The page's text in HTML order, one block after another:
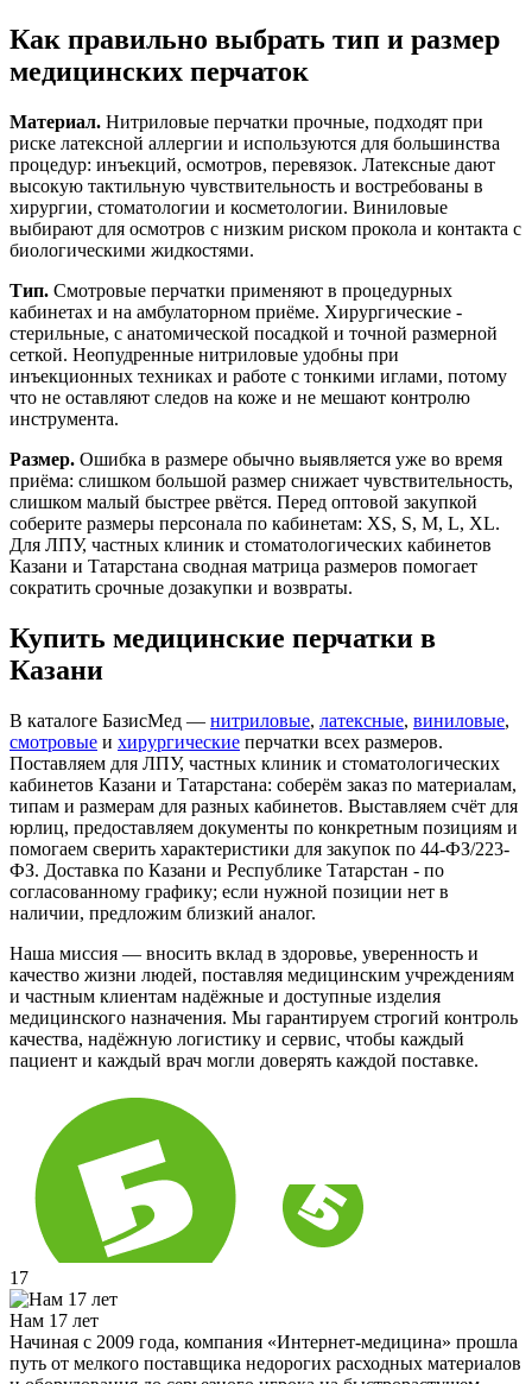
Как правильно выбрать тип и размер
медицинских перчаток
Материал. Нитриловые перчатки прочные, подходят при
риске латексной аллергии и используются для большинства
процедур: инъекций, осмотров, перевязок. Латексные дают
высокую тактильную чувствительность и востребованы в
хирургии, стоматологии и косметологии. Виниловые
выбирают для осмотров с низким риском прокола и контакта с
биологическими жидкостями.
Тип. Смотровые перчатки применяют в процедурных
кабинетах и на амбулаторном приёме. Хирургические -
стерильные, с анатомической посадкой и точной размерной
сеткой. Неопудренные нитриловые удобны при
инъекционных техниках и работе с тонкими иглами, потому
что не оставляют следов на коже и не мешают контролю
инструмента.
Размер. Ошибка в размере обычно выявляется уже во время
приёма: слишком большой размер снижает чувствительность,
слишком малый быстрее рвётся. Перед оптовой закупкой
соберите размеры персонала по кабинетам: XS, S, M, L, XL.
Для ЛПУ, частных клиник и стоматологических кабинетов
Казани и Татарстана сводная матрица размеров помогает
сократить срочные дозакупки и возвраты.
Купить медицинские перчатки в
Казани
В каталоге БазисМед — нитриловые, латексные, виниловые,
смотровые и хирургические перчатки всех размеров.
Поставляем для ЛПУ, частных клиник и стоматологических
кабинетов Казани и Татарстана: соберём заказ по материалам,
типам и размерам для разных кабинетов. Выставляем счёт для
юрлиц, предоставляем документы по конкретным позициям и
помогаем сверить характеристики для закупок по 44-ФЗ/223-
ФЗ. Доставка по Казани и Республике Татарстан - по
согласованному графику; если нужной позиции нет в
наличии, предложим близкий аналог.
Наша миссия — вносить вклад в здоровье, уверенность и
качество жизни людей, поставляя медицинским учреждениям
и частным клиентам надёжные и доступные изделия
медицинского назначения. Мы гарантируем строгий контроль
качества, надёжную логистику и сервис, чтобы каждый
пациент и каждый врач могли доверять каждой поставке.
17
Нам 17 лет
Начиная с 2009 года, компания «Интернет-медицина» прошла
путь от мелкого поставщика недорогих расходных материалов